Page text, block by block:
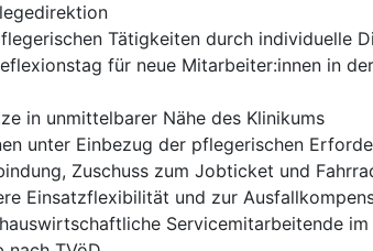
Tätigkeiten durch individuelle
für neue Mitarbeiter:innen in
in unmittelbarer Nähe des Klinikums
unter Einbezug der pflegerischen
Zuschuss zum Jobticket und
Einsatzflexibilität und zur
Servicemitarbeitende im